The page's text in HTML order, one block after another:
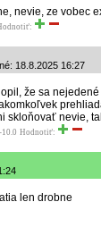
nevie, ze vobec
18.8.2025 16:27
že sa
skloňovať nevie,
Hodnotiť:
len drobne